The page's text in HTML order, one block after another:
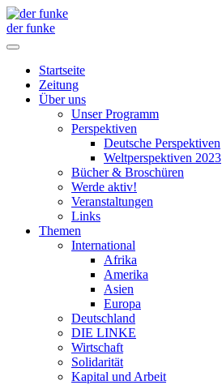
der funke
Startseite
Zeitung
Über uns
Unser Programm
Perspektiven
Deutsche Perspektiven
Weltperspektiven 2023
Bücher & Broschüren
Werde aktiv!
Veranstaltungen
Links
Themen
International
Afrika
Amerika
Asien
Europa
Deutschland
DIE LINKE
Wirtschaft
Solidarität
Kapital und Arbeit